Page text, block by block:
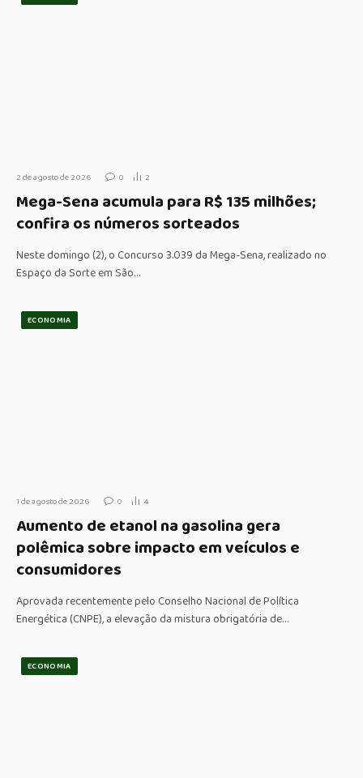
2 de agosto de 2026 0 2
Mega-Sena acumula para R$ 135 milhões;
confira os números sorteados
Neste domingo (2), o Concurso 3.039 da Mega-Sena, realizado no
Espaço da Sorte em São…
ECONOMIA
1 de agosto de 2026 0 4
Aumento de etanol na gasolina gera
polêmica sobre impacto em veículos e
consumidores
Aprovada recentemente pelo Conselho Nacional de Política
Energética (CNPE), a elevação da mistura obrigatória de…
ECONOMIA